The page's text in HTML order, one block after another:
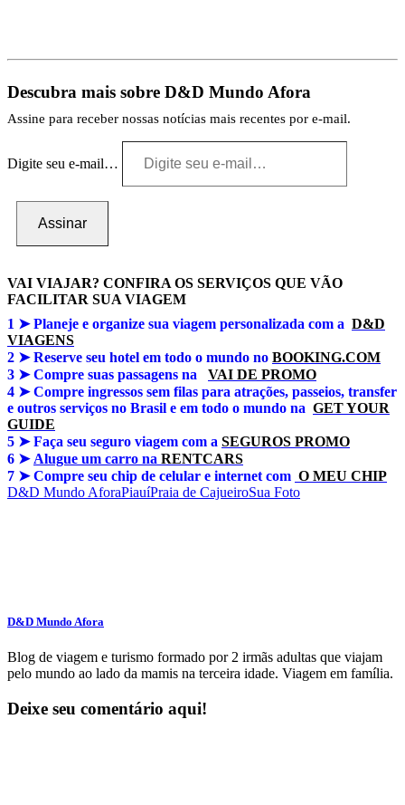
Descubra mais sobre D&D Mundo Afora
Assine para receber nossas notícias mais recentes por e-mail.
Digite seu e-mail…
Assinar
VAI VIAJAR? CONFIRA OS SERVIÇOS QUE VÃO
FACILITAR SUA VIAGEM
1 ➤Planeje e organize sua viagem personalizada com a D&D
VIAGENS
2 ➤ Reserve seu hotel em todo o mundo no BOOKING.COM
3 ➤Compre suas passagens na
VAI DE PROMO
4 ➤Compre ingressos sem filas para atrações, passeios, transfer
e outros serviços no Brasil e em todo o mundo na GET YOUR
GUIDE
5 ➤Faça seu seguro viagem com a SEGUROS PROMO
6 ➤ Alugue um carro na RENTCARS
7 ➤Compre seu chip de celular e internet com O MEU CHIP
D&D Mundo AforaPiauíPraia de CajueiroSua Foto
D&D Mundo Afora
Blog de viagem e turismo formado por 2 irmãs adultas que viajam
pelo mundo ao lado da mamis na terceira idade. Viagem em família.
Deixe seu comentário aqui!